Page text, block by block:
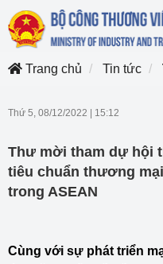
Trang chủ
Tin tức
Thứ 5, 08/12/2022 15:12
Thư mời tham dự hội
tiêu chuẩn thương
trong ASEAN
Cùng với sự phát triển